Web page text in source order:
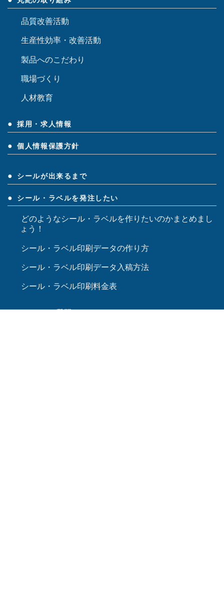
品質改善活動
生産性効率・改善活動
製品へのこだわり
職場づくり
人材教育
採用・求人情報
個人情報保護方針
シールが出来るまで
シール・ラベルを発注したい
どのようなシール・ラベルを作りたいのかまとめまし
ょう！
シール・ラベル印刷データの作り方
シール・ラベル印刷データ入稿方法
シール・ラベル印刷料金表